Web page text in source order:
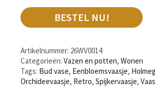
BESTEL NU!
Artikelnummer: 26WV0014
Categorieën: Vazen en potten, Wonen
Tags: Bud vase, Eenbloemsvaasje,
Orchideevaasje, Retro, Spijkervaasje,